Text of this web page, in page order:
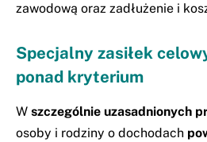
zawodową oraz zadłużenie i
Specjalny zasiłek
ponad kryterium
W szczególnie uzasadnionych
osoby i rodziny o dochodach